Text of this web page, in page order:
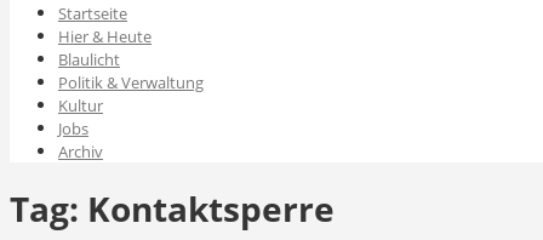
Startseite
Hier & Heute
Blaulicht
Politik & Verwaltung
Kultur
Jobs
Archiv
Tag: Kontaktsperre